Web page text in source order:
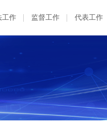
工作 监督工作 代表工作